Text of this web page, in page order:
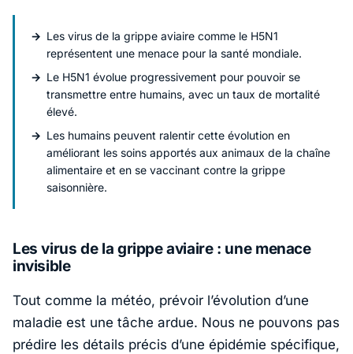
Les virus de la grippe aviaire comme le H5N1
représentent une menace pour la santé mondiale.
Le H5N1 évolue progressivement pour pouvoir se
transmettre entre humains, avec un taux de mortalité
élevé.
Les humains peuvent ralentir cette évolution en
améliorant les soins apportés aux animaux de la chaîne
alimentaire et en se vaccinant contre la grippe
saisonnière.
Les virus de la grippe aviaire : une menace
invisible
Tout comme la météo, prévoir l’évolution d’une
maladie est une tâche ardue. Nous ne pouvons pas
prédire les détails précis d’une épidémie spécifique,